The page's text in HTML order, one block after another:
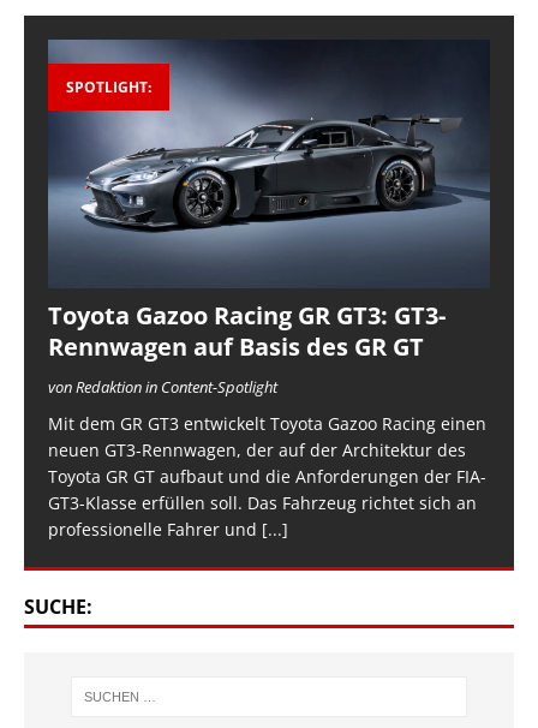
SPOTLIGHT:
Toyota Gazoo Racing GR GT3: GT3-
Rennwagen auf Basis des GR GT
von Redaktion in Content-Spotlight
Mit dem GR GT3 entwickelt Toyota Gazoo Racing einen
neuen GT3-Rennwagen, der auf der Architektur des
Toyota GR GT aufbaut und die Anforderungen der FIA-
GT3-Klasse erfüllen soll. Das Fahrzeug richtet sich an
professionelle Fahrer und [...]
SUCHE: